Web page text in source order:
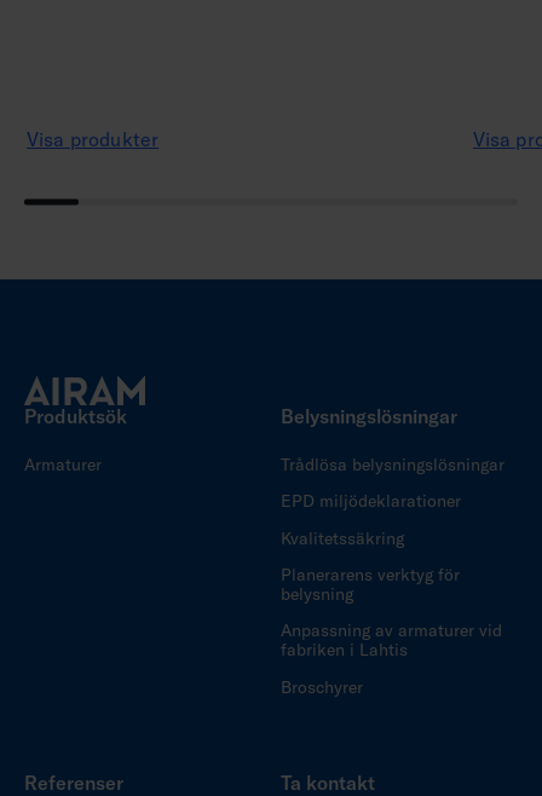
Visa produkter Visa
Produktsök
Armaturer
Belysningslösningar
Trådlösa belysningslösningar
EPD miljödeklarationer
Kvalitetssäkring
Planerarens verktyg för
belysning
Anpassning av armaturer vid
fabriken i Lahtis
Broschyrer
Referenser Ta kontakt